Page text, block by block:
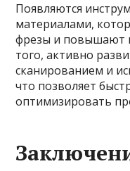
Появляются
материалами,
фрезы и повышают
того, активно
сканированием и
что позволяет
оптимизировать